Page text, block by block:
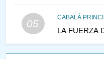
05
CABALÁ
LA FUERZA
1